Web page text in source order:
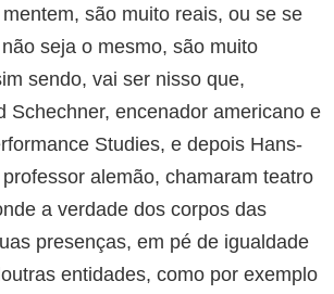
são muito reais, ou se se
seja o mesmo, são muito
sendo, vai ser nisso que,
Schechner, encenador americano e
Studies, e depois Hans-
alemão, chamaram teatro
a verdade dos corpos das
presenças, em pé de igualdade
entidades, como por exemplo